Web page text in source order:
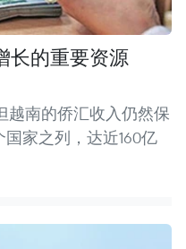
的重要资源
越南的侨汇收入仍然保
家之列，达近160亿